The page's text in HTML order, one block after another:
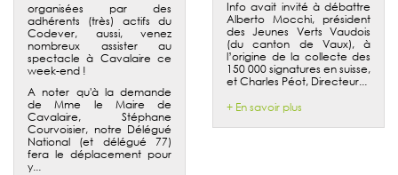
organisées par des
adhérents (très) actifs du
Codever, aussi, venez
nombreux assister au
spectacle à Cavalaire ce
week-end !
A noter qu'à la demande
de Mme le Maire de
Cavalaire, Stéphane
Courvoisier, notre Délégué
National (et délégué 77)
fera le déplacement pour
y...
Info avait invité à débattre
Alberto Mocchi, président
des Jeunes Verts Vaudois
(du canton de Vaux), à
l’origine de la collecte des
150 000 signatures en suisse,
et Charles Péot, Directeur...
+ En savoir plus